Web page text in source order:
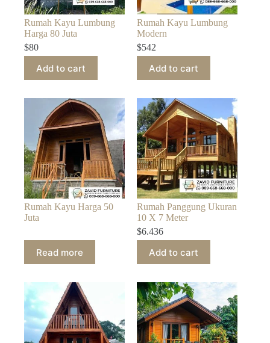
Rumah Kayu Lumbung
Harga 80 Juta
$80
Add to cart
Rumah Kayu Lumbung
Modern
$542
Add to cart
Rumah Kayu Harga 50
Juta
Read more
Rumah Panggung Ukuran
10 X 7 Meter
$6.436
Add to cart